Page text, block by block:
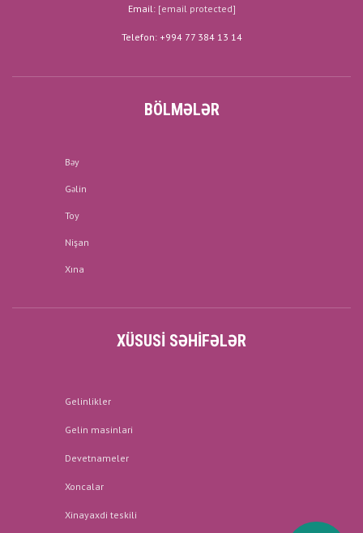
Email: [email protected]
Telefon: +994 77 384 13 14
BÖLMƏLƏR
Bəy
Gəlin
Toy
Nişan
Xına
XÜSUSI SƏHIFƏLƏR
Gelinlikler
Gelin masinlari
Devetnameler
Xoncalar
Xinayaxdi teskili